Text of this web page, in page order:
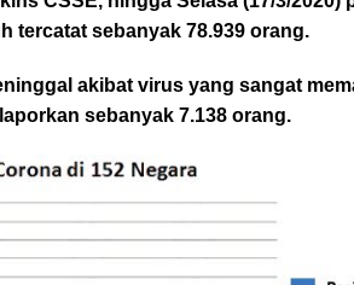
tercatat sebanyak 78.939 orang.
akibat virus yang sangat
sebanyak 7.138 orang.